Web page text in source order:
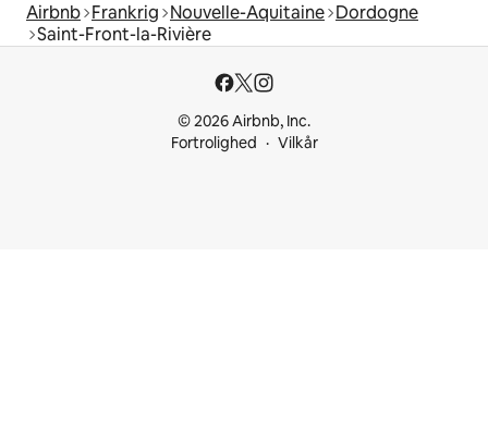
Airbnb Frankrig Nouvelle-Aquitaine Dordogne
Saint-Front-la-Rivière
© 2026 Airbnb, Inc.
Fortrolighed
Vilkår